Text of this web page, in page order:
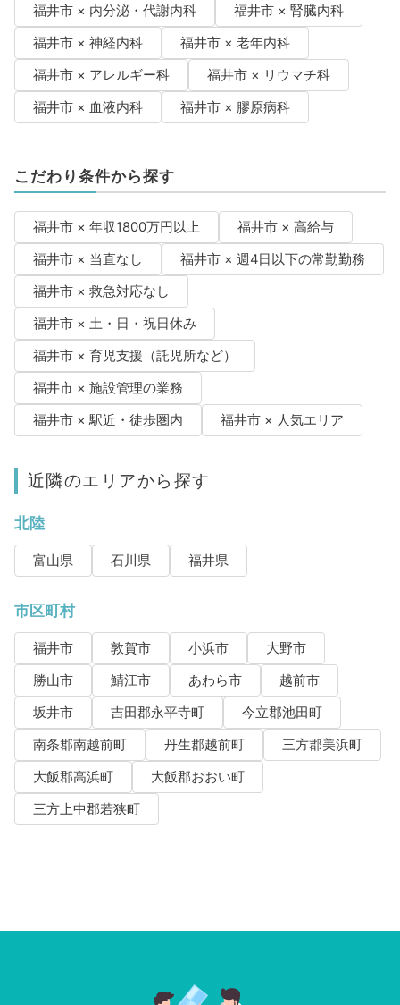
福井市 × 内分泌・代謝内科
福井市 × 腎臓内科
福井市 × 神経内科
福井市 × 老年内科
福井市 × アレルギー科
福井市 × リウマチ科
福井市 × 血液内科
福井市 × 膠原病科
こだわり条件から探す
福井市 × 年収1800万円以上
福井市 × 高給与
福井市 × 当直なし
福井市 × 週4日以下の常勤勤務
福井市 × 救急対応なし
福井市 × 土・日・祝日休み
福井市 × 育児支援（託児所など）
福井市 × 施設管理の業務
福井市 × 駅近・徒歩圏内
福井市 × 人気エリア
近隣のエリアから探す
北陸
富山県 石川県 福井県
市区町村
福井市 敦賀市 小浜市
大野市
勝山市
鯖江市 あわら市
越前市
坂井市
吉田郡永平寺町
今立郡池田町
南条郡南越前町
丹生郡越前町
三方郡美浜町
大飯郡高浜町
大飯郡おおい町
三方上中郡若狭町